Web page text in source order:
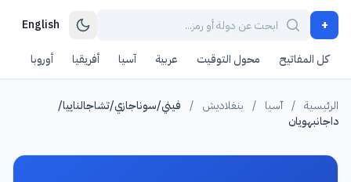
+
English
كل المفاتيح محول التوقيت عربية آسيا أفريقيا أوروبا
الرئيسية / آسيا / بنغلاديش / فيني/سوناجازي/تشاجالناييا/
داجانبهويان